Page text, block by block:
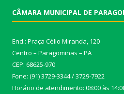
CÂMARA MUNICIPAL DE
End.: Praça Célio Miranda, 120
Centro – Paragominas – PA
CEP: 68625-970
Fone: (91) 3729-3344 / 3729-7922
Horário de atendimento: 08:00 às